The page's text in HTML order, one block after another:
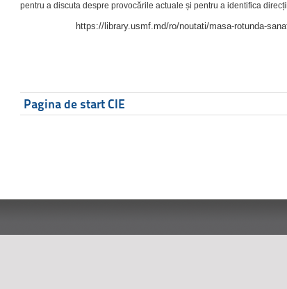
pentru a discuta despre provocările actuale și pentru a identifica
https://library.usmf.md/ro/noutati/masa-rotunda-
Pagina de start CIE